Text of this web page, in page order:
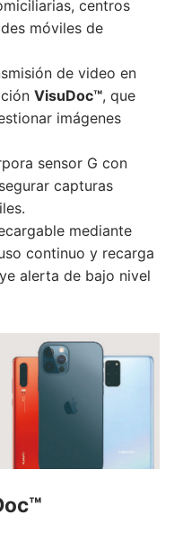
centros
móviles de
de video en
VisuDoc™, que
imágenes
sensor G con
capturas
mediante
continuo y recarga
alerta de bajo nivel